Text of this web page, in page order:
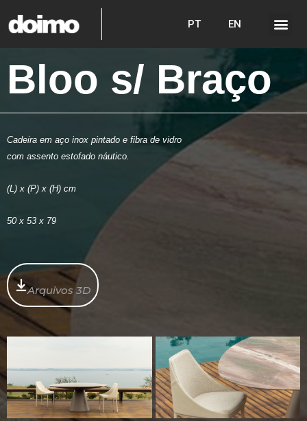
PT EN
Bloo s/ Braço
Cadeira em aço inox pintado e fibra de vidro
com assento estofado náutico.
(L) x (P) x (H) cm
50 x 53 x 79
Arquivos 3D